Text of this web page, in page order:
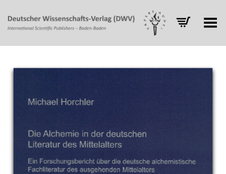
Toggle Menu